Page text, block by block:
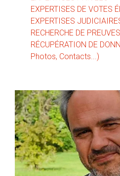
EXPERTISES DE VOTES
EXPERTISES
RECHERCHE DE PREUVES
RÉCUPÉRATION DE
Photos, Contacts...)